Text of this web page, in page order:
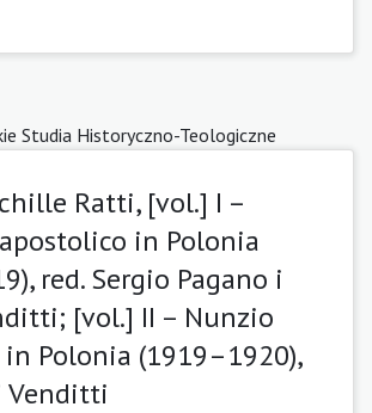
Studia Historyczno-Teologiczne
Ratti, [vol.] I –
in Polonia
red. Sergio Pagano i
[vol.] II – Nunzio
Polonia (1919–1920),
Venditti